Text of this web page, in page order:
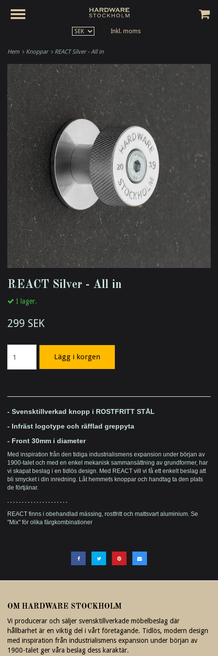
Hem Knoppar REACT Silver - All in
REACT Silver - All in
I lager.
299 SEK
Lägg i korgen
- Svensktillverkad knopp i ROSTFRITT STÅL
- Infräst logotype och räfflad greppyta
- Front 30mm i diameter
Med inspiration från den tidiga industrialismens expansion under början av
1900-talet och med en enkel mekanisk sammansättning av grundformer, har
vi skapat beslag i en tidlös design. Med REACT vill vi få ett enkelt beslag att
bli smycket i din inredning. Låt hemmets knoppar och handtag ta den plats
de förtjänar.
. . . . . . . . . . . . . . . . . . . . .
REACT finns i obehandlad mässing, rostfritt och mattsvart aluminium. Se
"Mix" för olika färgkombinationer
OM HARDWARE STOCKHOLM
Vi producerar och säljer svensktillverkade möbelbeslag där
hållbarhet är en viktig del i vårt företagande. Tidlös, modern design
med inspiration från industrialismens expansion under början av
1900-talet ger våra beslag dess karaktär.
Inkl. moms